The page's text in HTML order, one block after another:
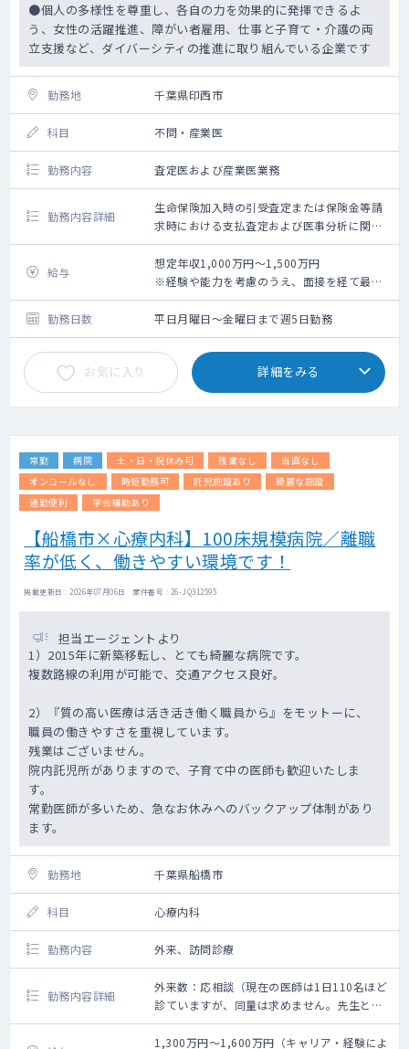
●個人の多様性を尊重し、各自の力を効果的に発揮できるよ
う、女性の活躍推進、障がい者雇用、仕事と子育て・介護の両
立支援など、ダイバーシティの推進に取り組んでいる企業です
勤務地 千葉県印西市
科目 不問・産業医
勤務内容 査定医および産業医業務
勤務内容詳細
生命保険加入時の引受査定または保険金等請
求時における支払査定および医事分析に関す
る業務かつ従業員に対する産業医業務
給与
想定年収1,000万円～1,500万円
※経験や能力を考慮のうえ、面接を経て最終
決定させていただきます
勤務日数
平日月曜日～金曜日まで週5日勤務
お気に入り 詳細をみる
常勤 病院 土・日・祝休み可 残業なし
当直なし
オンコールなし
時短勤務可 託児施設あり
綺麗な施設
通勤便利
学会補助あり
【船橋市×心療内科】100床規模病院／離職
率が低く、働きやすい環境です！
掲載更新日 : 2026年07月06日 案件番号 : 26-JQ312595
担当エージェントより
1）2015年に新築移転し、とても綺麗な病院です。
複数路線の利用が可能で、交通アクセス良好。
2）『質の高い医療は活き活き働く職員から』をモットーに、
職員の働きやすさを重視しています。
残業はございません。
院内託児所がありますので、子育て中の医師も歓迎いたしま
す。
常勤医師が多いため、急なお休みへのバックアップ体制があり
ます。
勤務地 千葉県船橋市
科目 心療内科
勤務内容 外来、訪問診療
勤務内容詳細
外来数：応相談（現在の医師は1日110名ほど
診ていますが、同量は求めません。先生とご
相談して決定していきたいと考えていま
す。）
1,300万円～1,600万円（キャリア・経験によ